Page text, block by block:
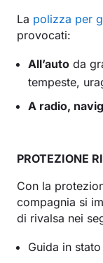
La polizza per
provocati:
All’auto da
tempeste,
A radio,
PROTEZIONE
Con la
compagnia si
di rivalsa nei
Guida in